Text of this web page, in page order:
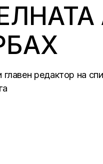
редактор на